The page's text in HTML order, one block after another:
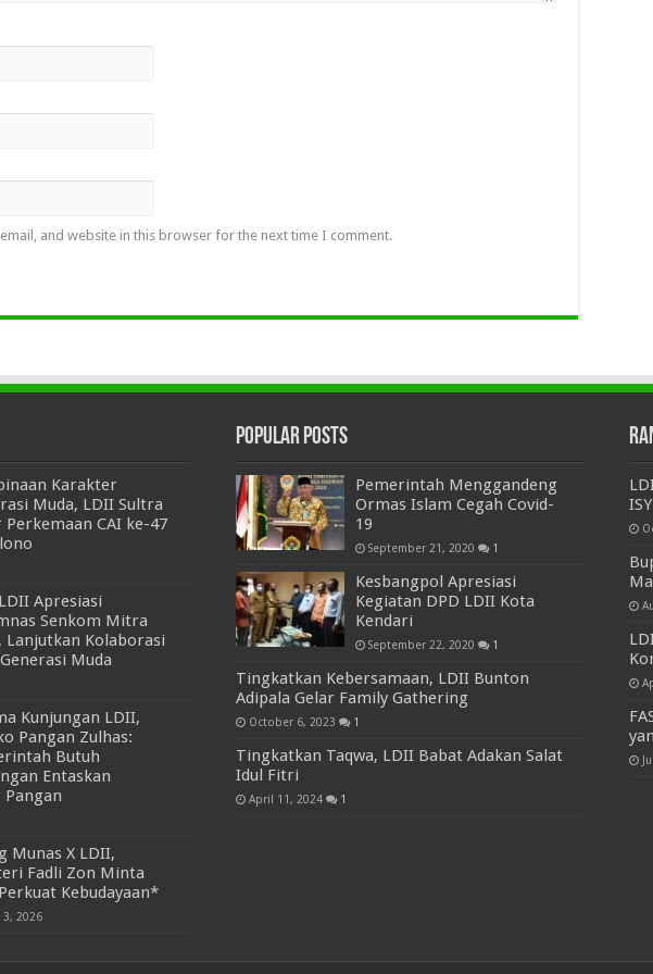
email, and website in this browser for the next time I comment.
Karakter
Muda, LDII Sultra
Perkemaan CAI ke-47
Apresiasi
Senkom Mitra
Lanjutkan Kolaborasi
Muda
Kunjungan LDII,
Pangan Zulhas:
Butuh
Entaskan
Munas X LDII,
Fadli Zon Minta
Kebudayaan*
2026
Popular Posts
Pemerintah Menggandeng
Ormas Islam Cegah Covid-
19
September 21, 2020 1
Kesbangpol Apresiasi
Kegiatan DPD LDII Kota
Kendari
September 22, 2020 1
Tingkatkan Kebersamaan, LDII Bunton
Adipala Gelar Family Gathering
October 6, 2023 1
Tingkatkan Taqwa, LDII Babat Adakan Salat
Idul Fitri
April 11, 2024 1